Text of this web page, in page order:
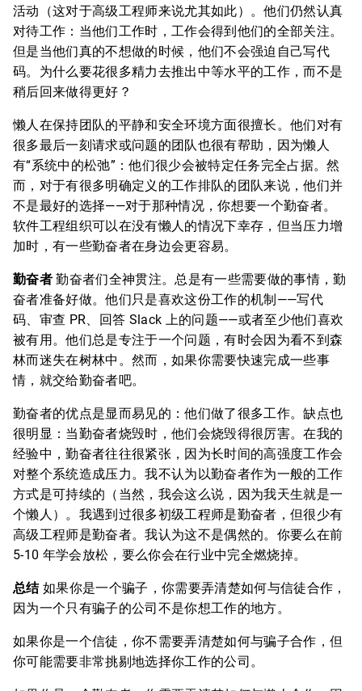
活动（这对于高级工程师来说尤其如此）。他们仍然认真
对待工作：当他们工作时，工作会得到他们的全部关注。
但是当他们真的不想做的时候，他们不会强迫自己写代
码。为什么要花很多精力去推出中等水平的工作，而不是
稍后回来做得更好？
懒人在保持团队的平静和安全环境方面很擅长。他们对有
很多最后一刻请求或问题的团队也很有帮助，因为懒人
有“系统中的松弛”：他们很少会被特定任务完全占据。然
而，对于有很多明确定义的工作排队的团队来说，他们并
不是最好的选择——对于那种情况，你想要一个勤奋者。
软件工程组织可以在没有懒人的情况下幸存，但当压力增
加时，有一些勤奋者在身边会更容易。
勤奋者 勤奋者们全神贯注。总是有一些需要做的事情，勤
奋者准备好做。他们只是喜欢这份工作的机制——写代
码、审查 PR、回答 Slack 上的问题——或者至少他们喜欢
被有用。他们总是专注于一个问题，有时会因为看不到森
林而迷失在树林中。然而，如果你需要快速完成一些事
情，就交给勤奋者吧。
勤奋者的优点是显而易见的：他们做了很多工作。缺点也
很明显：当勤奋者烧毁时，他们会烧毁得很厉害。在我的
经验中，勤奋者往往很紧张，因为长时间的高强度工作会
对整个系统造成压力。我不认为以勤奋者作为一般的工作
方式是可持续的（当然，我会这么说，因为我天生就是一
个懒人）。我遇到过很多初级工程师是勤奋者，但很少有
高级工程师是勤奋者。我认为这不是偶然的。你要么在前
5-10 年学会放松，要么你会在行业中完全燃烧掉。
总结如果你是一个骗子，你需要弄清楚如何与信徒合作，
因为一个只有骗子的公司不是你想工作的地方。
如果你是一个信徒，你不需要弄清楚如何与骗子合作，但
你可能需要非常挑剔地选择你工作的公司。